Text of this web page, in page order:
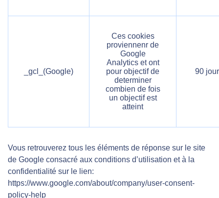
_gcl_(Google)
Ces cookies
proviennenr de
Google
Analytics et ont
pour objectif de
determiner
combien de fois
un objectif est
atteint
90
Vous retrouverez tous les éléments de réponse sur le site
de Google consacré aux conditions d’utilisation et à la
confidentialité sur le lien:
https://www.google.com/about/company/user-consent-
policy-help